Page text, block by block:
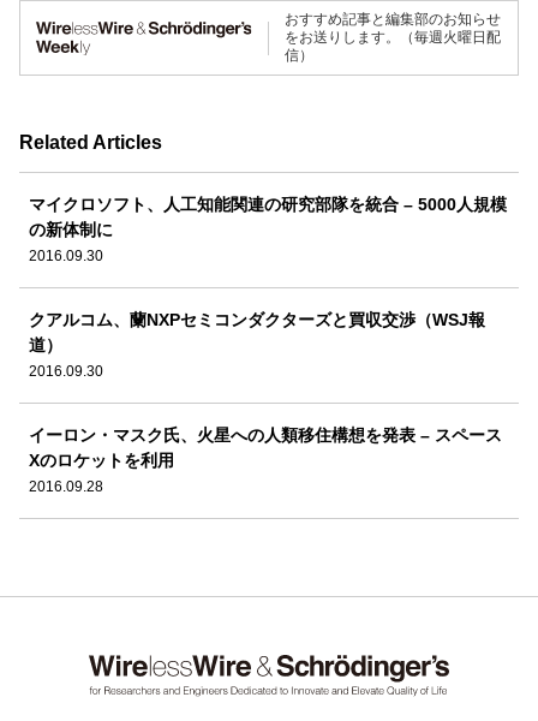
おすすめ記事と編集部のお知らせ
をお送りします。（毎週火曜日配
信）
Related Articles
マイクロソフト、人工知能関連の研究部隊を統合 – 5000人規模
の新体制に
2016.09.30
クアルコム、蘭NXPセミコンダクターズと買収交渉（WSJ報
道）
2016.09.30
イーロン・マスク氏、火星への人類移住構想を発表 – スペース
Xのロケットを利用
2016.09.28